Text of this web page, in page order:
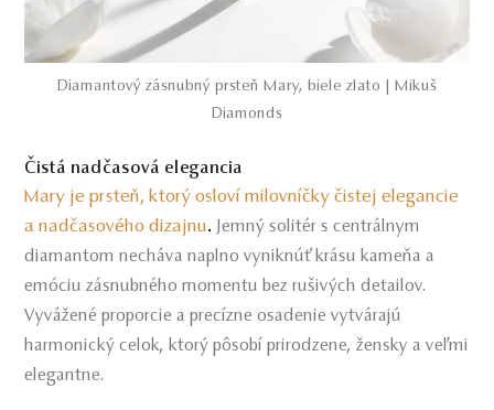
Diamantový zásnubný prsteň Mary, biele zlato | Mikuš
Diamonds
Čistá nadčasová elegancia
Mary je prsteň, ktorý osloví milovníčky čistej elegancie
a nadčasového dizajnu. Jemný solitér s centrálnym
diamantom necháva naplno vyniknúť krásu kameňa a
emóciu zásnubného momentu bez rušivých detailov.
Vyvážené proporcie a precízne osadenie vytvárajú
harmonický celok, ktorý pôsobí prirodzene, žensky a veľmi
elegantne.